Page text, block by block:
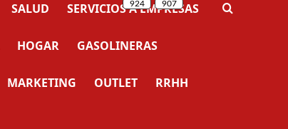
SALUD SERVICIOS A EMPRESAS
HOGAR GASOLINERAS
MARKETING OUTLET RRHH